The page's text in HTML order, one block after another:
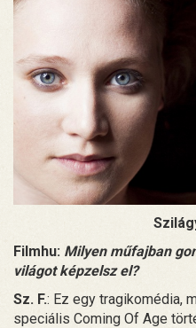
Filmhu: Milyen műfajban
világot képzelsz el?
Sz. F.: Ez egy tragikomédia,
speciális Coming Of Age